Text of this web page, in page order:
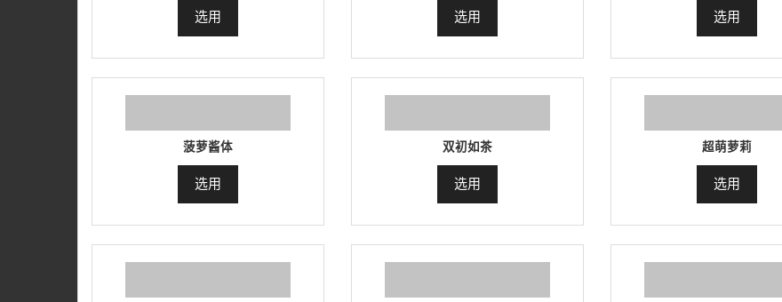
选用 选用 选用
菠萝酱体
选用
双初如茶
选用
超萌萝莉
选用